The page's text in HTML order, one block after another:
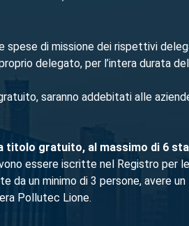
spese di missione dei rispettivi
delegato, per l’intera durata
saranno addebitati alle
titolo gratuito, al massimo di 6
essere iscritte nel Registro per
da un minimo di 3 persone, avere
Pollutec Lione.